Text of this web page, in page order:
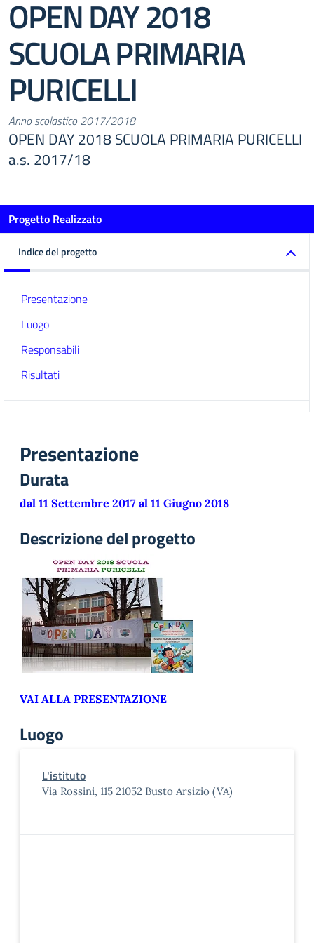
OPEN DAY 2018
SCUOLA PRIMARIA
PURICELLI
Anno scolastico 2017/2018
OPEN DAY 2018 SCUOLA PRIMARIA PURICELLI
a.s. 2017/18
Progetto Realizzato
Indice del progetto
Presentazione
Luogo
Responsabili
Risultati
Presentazione
Durata
dal 11 Settembre 2017 al 11 Giugno 2018
Descrizione del progetto
VAI ALLA PRESENTAZIONE
Luogo
L'istituto
Via Rossini, 115 21052 Busto Arsizio (VA)